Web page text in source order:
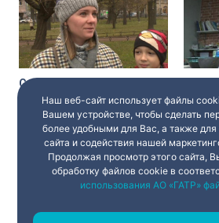
Сохраняет ли Петербург
звание культурной
столицы? Мнение
горожан
13 ноября 201805:00 13
Наш веб-сайт использует файлы
Вашем устройстве, чтобы сделать
более удобными для Вас, а также для
сайта и содействия нашей
Продолжая просмотр этого сайта,
обработку файлов cookie в
использования АО «ГАТР»